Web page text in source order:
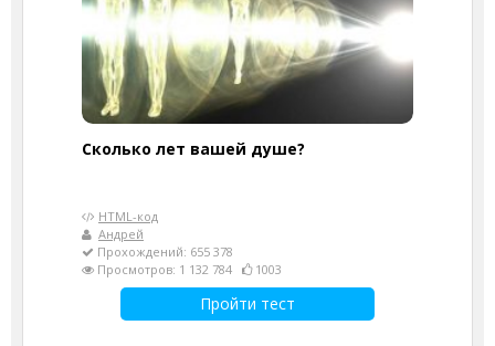
Cколько лет вашей душе?
HTML-код
Андрей
Прохождений: 655 378
Просмотров: 1 132 784
1003
Пройти тест